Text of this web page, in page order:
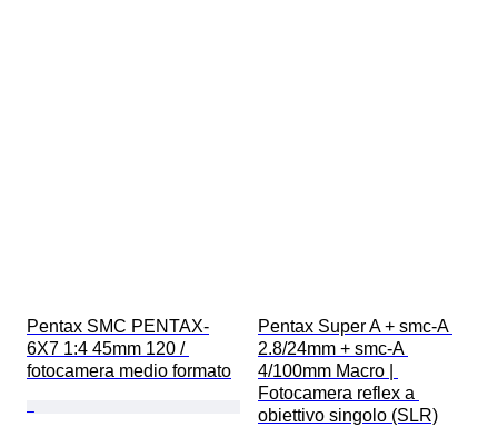
Pentax SMC PENTAX-
6X7 1:4 45mm 120 /
fotocamera medio formato
Pentax Super A + smc-A
2.8/24mm + smc-A
4/100mm Macro |
Fotocamera reflex a
obiettivo singolo (SLR)